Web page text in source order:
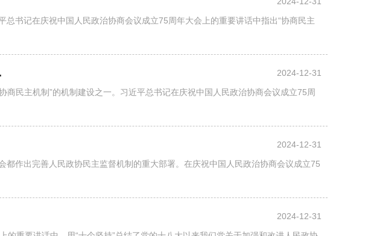
书记在庆祝中国人民政治协商会议成立75周年大会上的重要讲话中指出“协商民主
2024-12-31
民主机制”的机制建设之一。习近平总书记在庆祝中国人民政治协商会议成立75周
2024-12-31
作出完善人民政协民主监督机制的重大部署。在庆祝中国人民政治协商会议成立75
2024-12-31